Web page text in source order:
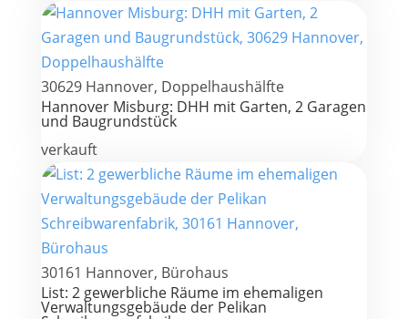
30629 Hannover, Doppelhaushälfte
Hannover Misburg: DHH mit Garten, 2 Garagen
und Baugrundstück
verkauft
30161 Hannover, Bürohaus
List: 2 gewerbliche Räume im ehemaligen
Verwaltungsgebäude der Pelikan